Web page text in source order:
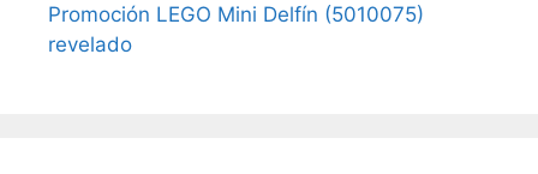
Promoción LEGO Mini Delfín (5010075)
revelado